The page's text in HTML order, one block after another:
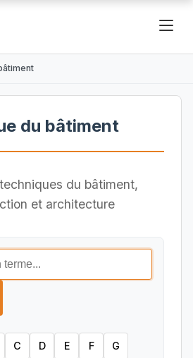
du bâtiment
du bâtiment,
et architecture
C D E F G